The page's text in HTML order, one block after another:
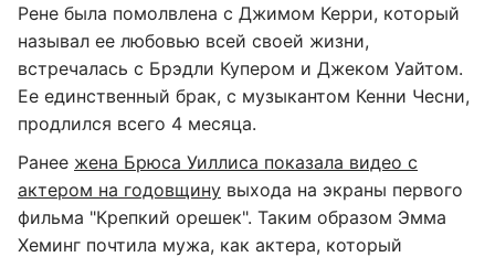
Рене была помолвлена с Джимом Керри, который
называл ее любовью всей своей жизни,
встречалась с Брэдли Купером и Джеком Уайтом.
Ее единственный брак, с музыкантом Кенни Чесни,
продлился всего 4 месяца.
Ранее жена Брюса Уиллиса показала видео с
актером на годовщину выхода на экраны первого
фильма "Крепкий орешек". Таким образом Эмма
Хеминг почтила мужа, как актера, который